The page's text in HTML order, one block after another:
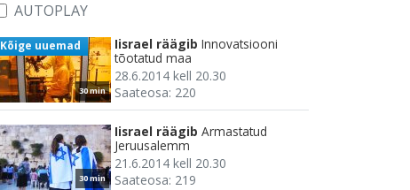
AUTOPLAY
30 min
Kõige uuemad Iisrael räägib Innovatsiooni
tõotatud maa
28.6.2014 kell 20.30
Saateosa: 220
30 min
Iisrael räägib Armastatud
Jeruusalemm
21.6.2014 kell 20.30
Saateosa: 219